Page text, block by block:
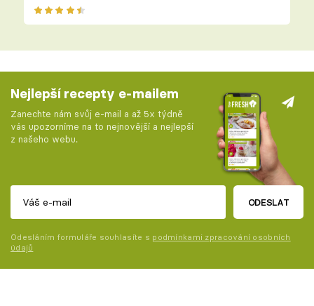
Nejlepší recepty e-mailem
Zanechte nám svůj e-mail a až 5x týdně
vás upozorníme na to nejnovější a nejlepší
z našeho webu.
ODESLAT
Odesláním formuláře souhlasíte s podmínkami zpracování osobních
údajů